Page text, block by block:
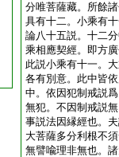
分唯菩薩藏。所餘
具有十二。小乘有
論八十五説。十二
乘相應契經。即方
此説小乘有十一。
各有別意。此中皆
中。依因犯制戒説
無犯。不因制戒説
事説法因縁經也。
大菩薩多分利根不
無譬喩理非無也。